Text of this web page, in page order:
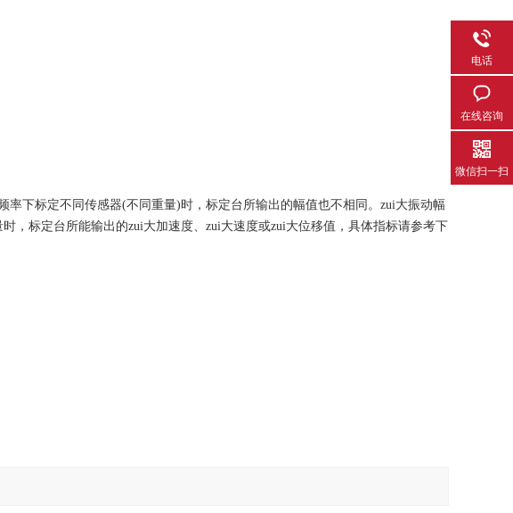
率下标定不同传感器(不同重量)时，标定台所输出的幅值也不相同。zui大振动幅
，标定台所能输出的zui大加速度、zui大速度或zui大位移值，具体指标请参考下
电话
在线咨询
微信扫一扫